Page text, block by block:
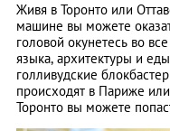
Живя в Торонто или
машине вы можете
головой окунетесь во
языка, архитектуры и
голливудские
происходят в Париже
Торонто вы можете